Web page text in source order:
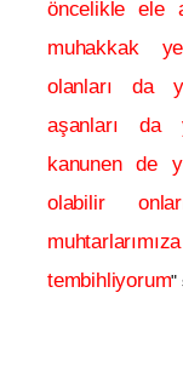
öncelikle ele
muhakkak
olanları da
aşanları da
kanunen de
olabilir
tembihliyorum"